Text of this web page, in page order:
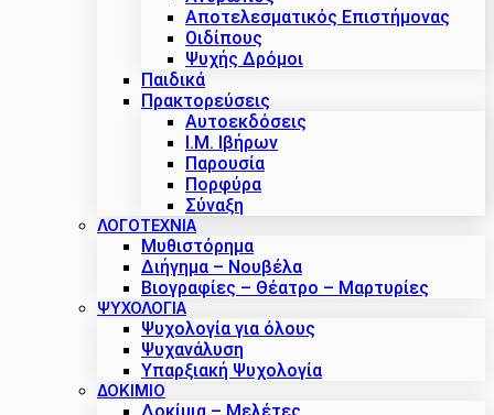
Αποτελεσματικός Επιστήμονας
Οιδίπους
Ψυχής Δρόμοι
Παιδικά
Πρακτoρεύσεις
Αυτοεκδόσεις
Ι.Μ. Ιβήρων
Παρουσία
Πορφύρα
Σύναξη
ΛΟΓΟΤΕΧΝΙΑ
Μυθιστόρημα
Διήγημα – Νουβέλα
Βιογραφίες – Θέατρο – Μαρτυρίες
ΨΥΧΟΛΟΓΙΑ
Ψυχολογία για όλους
Ψυχανάλυση
Υπαρξιακή Ψυχολογία
ΔΟΚΊΜΙΟ
Δοκίμια – Μελέτες